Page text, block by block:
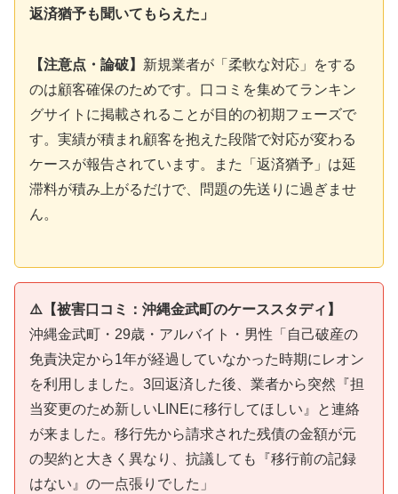
返済猶予も聞いてもらえた」
【注意点・論破】 新規業者が「柔軟な対応」をする
のは顧客確保のためです。口コミを集めてランキン
グサイトに掲載されることが目的の初期フェーズで
す。実績が積まれ顧客を抱えた段階で対応が変わる
ケースが報告されています。また「返済猶予」は延
滞料が積み上がるだけで、問題の先送りに過ぎませ
ん。
⚠️【被害口コミ：沖縄金武町のケーススタディ】
沖縄金武町・29歳・アルバイト・男性「自己破産の
免責決定から1年が経過していなかった時期にレオン
を利用しました。3回返済した後、業者から突然『担
当変更のため新しいLINEに移行してほしい』と連絡
が来ました。移行先から請求された残債の金額が元
の契約と大きく異なり、抗議しても『移行前の記録
はない』の一点張りでした」